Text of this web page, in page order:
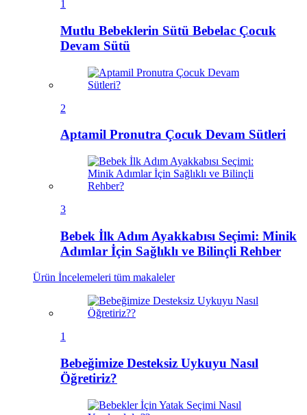
1
Mutlu Bebeklerin Sütü Bebelac Çocuk
Devam Sütü
2
Aptamil Pronutra Çocuk Devam Sütleri
3
Bebek İlk Adım Ayakkabısı Seçimi: Minik
Adımlar İçin Sağlıklı ve Bilinçli Rehber
Ürün İncelemeleri tüm makaleler
1
Bebeğimize Desteksiz Uykuyu Nasıl
Öğretiriz?